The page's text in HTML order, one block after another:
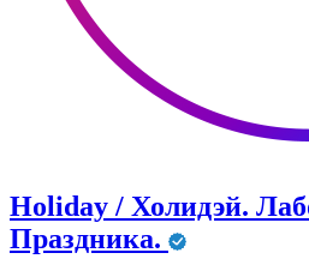
Holiday / Холидэй.
Праздника.